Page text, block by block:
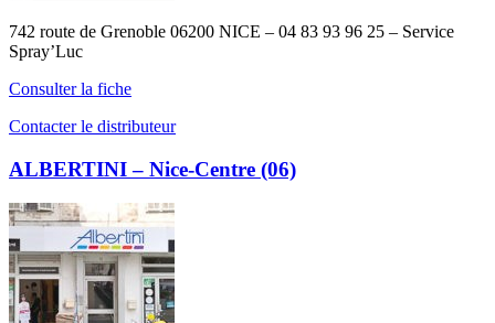
742 route de Grenoble 06200 NICE – 04 83 93 96 25 – Service
Spray’Luc
Consulter la fiche
Contacter le distributeur
ALBERTINI – Nice-Centre (06)